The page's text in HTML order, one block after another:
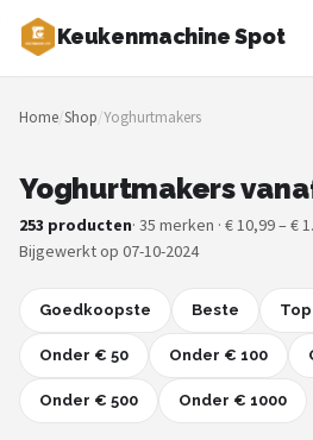
Keukenmachine Spot
Zoeken
NAVIGATIE
Merken
Blog
MasterChef
Restaurants
Home/Shop/Yoghurtmakers
Yoghurtmakers
253 producten· 35 merken · € 10,99 – €
Bijgewerkt op 07-10-2024
Goedkoopste Beste Top
Onder € 50 Onder € 100
Onder € 500 Onder € 1000